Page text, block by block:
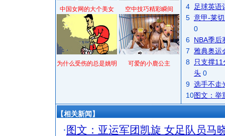
中国女网的大个美女 空中技巧精彩瞬间
为什么受伤的总是姚明 可爱的小鹿公主
4
足球英语
5 意甲-莱
0
6 NBA季后
7
雅典奥运
8
只支撑
头 0
9 选手不走
10图文：举
【相关新闻】
· 图文：亚运军团凯旋 女足队员马